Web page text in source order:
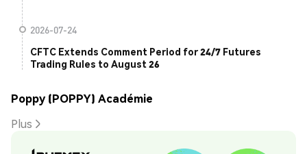
2026-07-24
CFTC Extends Comment Period for 24/7 Futures
Trading Rules to August 26
Poppy (POPPY) Académie
Plus